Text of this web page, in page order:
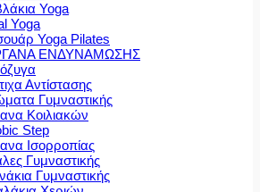
Yoga
Yoga
Yoga Pilates
ΕΝΔΥΝΑΜΩΣΗΣ
Αντίστασης
Γυμναστικής
Κοιλιακών
Step
Ισορροπίας
Γυμναστικής
Γυμναστικής